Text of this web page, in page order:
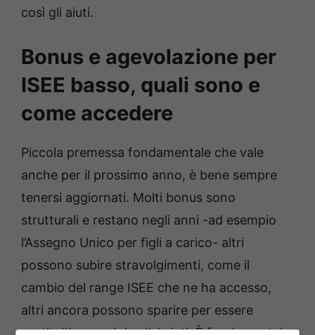
così gli aiuti.
Bonus e agevolazione per
ISEE basso, quali sono e
come accedere
Piccola premessa fondamentale che vale
anche per il prossimo anno, è bene sempre
tenersi aggiornati. Molti bonus sono
strutturali e restano negli anni -ad esempio
l’Assegno Unico per figli a carico- altri
possono subire stravolgimenti, come il
cambio del range ISEE che ne ha accesso,
altri ancora possono sparire per essere